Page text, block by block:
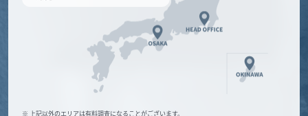
※ 上記以外のエリアは有料調査になることがございます。